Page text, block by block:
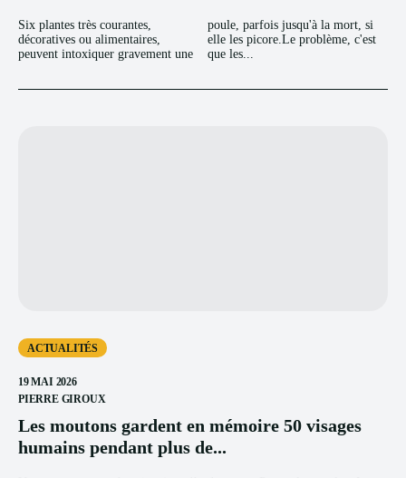
Six plantes très courantes,
décoratives ou alimentaires,
peuvent intoxiquer gravement une
poule, parfois jusqu'à la mort, si
elle les picore.Le problème, c'est
que les...
ACTUALITÉS
19 MAI 2026
PIERRE GIROUX
Les moutons gardent en mémoire 50 visages
humains pendant plus de...